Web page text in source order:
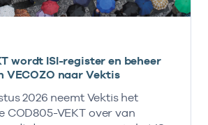
wordt ISI-register en beheer
VECOZO naar Vektis
2026 neemt Vektis het
COD805-VEKT over van